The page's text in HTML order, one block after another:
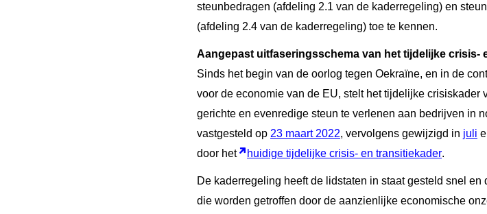
steunbedragen (afdeling 2.1 van de kaderregeling) en
(afdeling 2.4 van de kaderregeling) toe te kennen.
Aangepast uitfaseringsschema van het tijdelijke crisis-
Sinds het begin van de oorlog tegen Oekraïne, en in de
voor de economie van de EU, stelt het tijdelijke crisiskader
gerichte en evenredige steun te verlenen aan bedrijven in
vastgesteld op 23 maart 2022, vervolgens gewijzigd in juli
door het
huidige tijdelijke crisis- en transitiekader.
De kaderregeling heeft de lidstaten in staat gesteld snel
die worden getroffen door de aanzienlijke economische